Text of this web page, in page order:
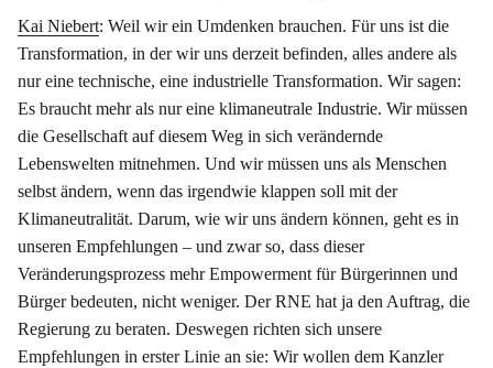
Kai Niebert: Weil wir ein Umdenken brauchen. Für uns ist die
Transformation, in der wir uns derzeit befinden, alles andere als
nur eine technische, eine industrielle Transformation. Wir sagen:
Es braucht mehr als nur eine klimaneutrale Industrie. Wir müssen
die Gesellschaft auf diesem Weg in sich verändernde
Lebenswelten mitnehmen. Und wir müssen uns als Menschen
selbst ändern, wenn das irgendwie klappen soll mit der
Klimaneutralität. Darum, wie wir uns ändern können, geht es in
unseren Empfehlungen – und zwar so, dass dieser
Veränderungsprozess mehr Empowerment für Bürgerinnen und
Bürger bedeuten, nicht weniger. Der RNE hat ja den Auftrag, die
Regierung zu beraten. Deswegen richten sich unsere
Empfehlungen in erster Linie an sie: Wir wollen dem Kanzler